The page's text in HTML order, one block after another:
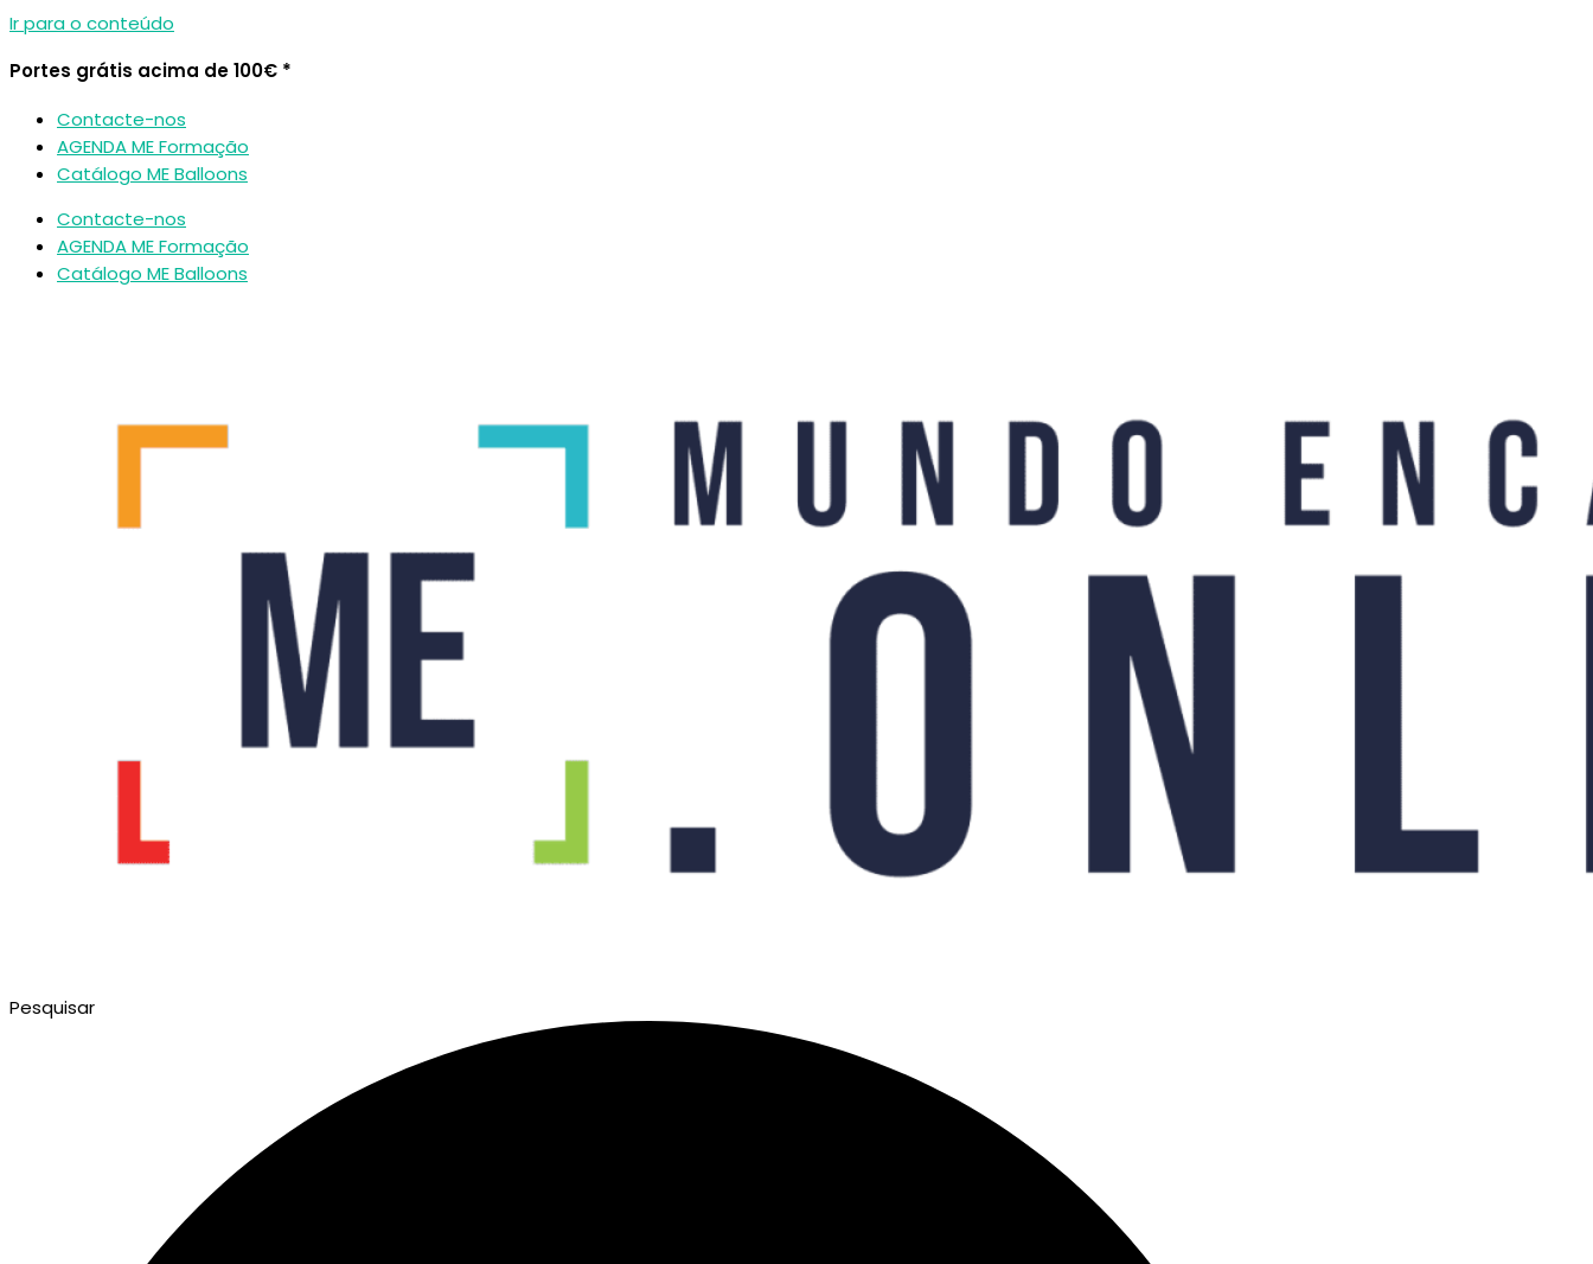
Ir para o conteúdo
Portes grátis acima de 100€ *
Contacte-nos
AGENDA ME Formação
Catálogo ME Balloons
Contacte-nos
AGENDA ME Formação
Catálogo ME Balloons
Pesquisar